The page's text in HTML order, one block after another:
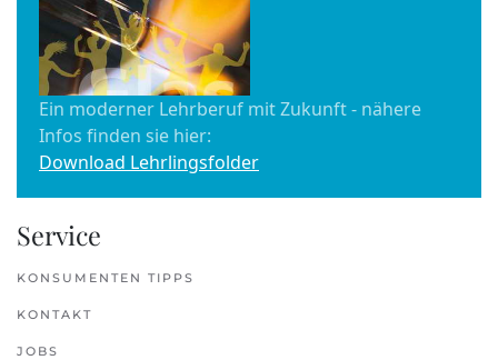
Ein moderner Lehrberuf mit Zukunft - nähere
Infos finden sie hier:
Download Lehrlingsfolder
Service
KONSUMENTEN TIPPS
KONTAKT
JOBS